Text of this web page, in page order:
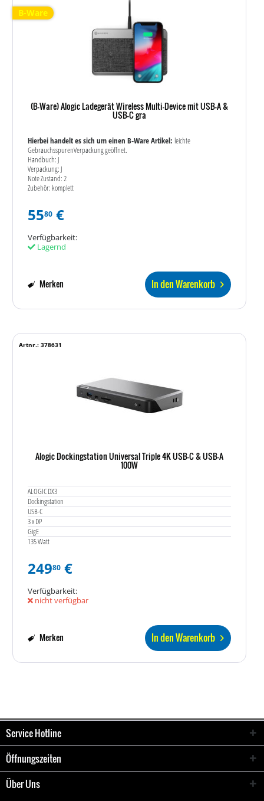
B-Ware
(B-Ware) Alogic Ladegerät Wireless Multi-Device mit USB-A &
USB-C gra
Hierbei handelt es sich um einen B-Ware Artikel: leichte
GebrauchsspurenVerpackung geöffnet.
Handbuch: J
Verpackung: J
Note Zustand: 2
Zubehör: komplett
5580 €
Verfügbarkeit:
Lagernd
In den Warenkorb
Merken
Alogic Dockingstation Universal Triple 4K USB-C & USB-A
100W
ALOGIC DX3
Dockingstation
USB-C
3 x DP
GigE
135 Watt
Artnr.: 378631
24980 €
Verfügbarkeit:
nicht verfügbar
In den Warenkorb
Merken
Service Hotline
Öffnungszeiten
Über Uns